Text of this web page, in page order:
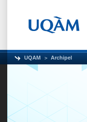
UQAM Archipel